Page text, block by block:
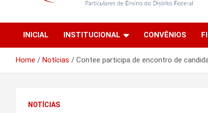
Sinproep-DF
de Ensino do Distrito Federal
INICIAL
INSTITUCIONAL CONVÊNIOS
Home Notícias Contee participa de encontro de
NOTÍCIAS